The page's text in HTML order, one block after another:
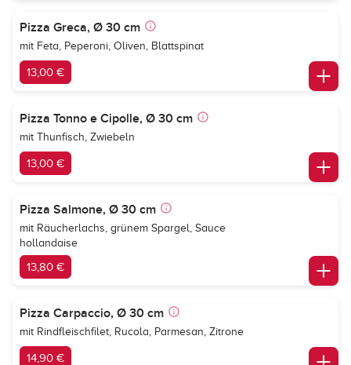
Pizza Greca, Ø 30 cm
mit Feta, Peperoni, Oliven, Blattspinat
13,00 €
Pizza Tonno e Cipolle, Ø 30 cm
mit Thunfisch, Zwiebeln
13,00 €
Pizza Salmone, Ø 30 cm
mit Räucherlachs, grünem Spargel, Sauce
hollandaise
13,80 €
Pizza Carpaccio, Ø 30 cm
mit Rindfleischfilet, Rucola, Parmesan, Zitrone
14,90 €